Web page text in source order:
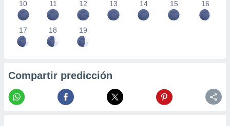
10 11 12 13 14 15 16
17 18 19
Compartir predicción